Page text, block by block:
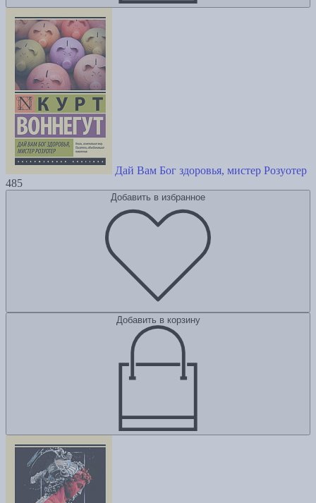
Дай Вам Бог здоровья, мистер Розуотер
485
Добавить в избранное
Добавить в корзину